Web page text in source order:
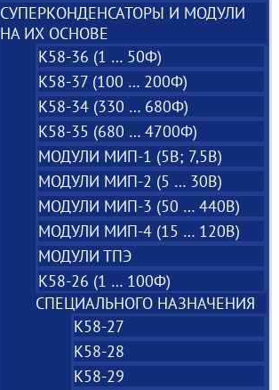
СУПЕРКОНДЕНСАТОРЫ И МОДУЛИ
НА ИХ ОСНОВЕ
К58-36 (1 … 50Ф)
К58-37 (100 … 200Ф)
К58-34 (330 … 680Ф)
К58-35 (680 … 4700Ф)
МОДУЛИ МИП-1 (5В; 7,5B)
МОДУЛИ МИП-2 (5 … 30В)
МОДУЛИ МИП-3 (50 … 440В)
МОДУЛИ МИП-4 (15 … 120В)
МОДУЛИ ТПЭ
К58-26 (1 … 100Ф)
СПЕЦИАЛЬНОГО НАЗНАЧЕНИЯ
К58-27
К58-28
К58-29